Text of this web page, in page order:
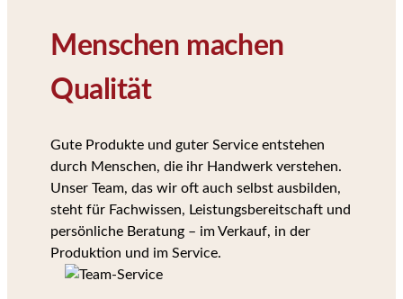
Menschen machen
Qualität
Gute Produkte und guter Service entstehen
durch Menschen, die ihr Handwerk verstehen.
Unser Team, das wir oft auch selbst ausbilden,
steht für Fachwissen, Leistungsbereitschaft und
persönliche Beratung – im Verkauf, in der
Produktion und im Service.